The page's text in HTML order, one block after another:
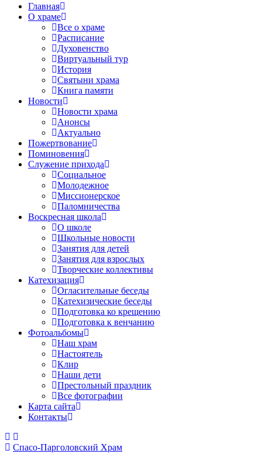
Главная
О храме
Все о храме
Расписание
Духовенство
Виртуальный тур
История
Святыни храма
Книга памяти
Новости
Новости храма
Анонсы
Актуально
Пожертвование
Поминовения
Служение прихода
Социальное
Молодежное
Миссионерское
Паломничества
Воскресная школа
О школе
Школьные новости
Занятия для детей
Занятия для взрослых
Творческие коллективы
Катехизация
Огласительные беседы
Катехизические беседы
Подготовка ко крещению
Подготовка к венчанию
Фотоальбомы
Наш храм
Настоятель
Клир
Наши дети
Престольный праздник
Все фотографии
Карта сайта
Контакты
Спасо-Парголовский Храм